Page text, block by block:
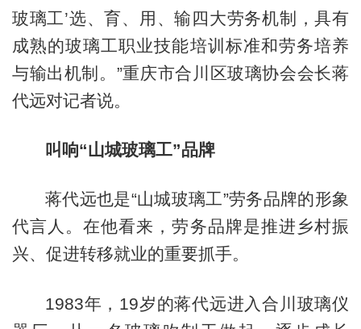
玻璃工’选、育、用、输四大劳务机制，具有
成熟的玻璃工职业技能培训标准和劳务培养
与输出机制。”重庆市合川区玻璃协会会长蒋
代远对记者说。
叫响“山城玻璃工”品牌
蒋代远也是“山城玻璃工”劳务品牌的形象
代言人。在他看来，劳务品牌是推进乡村振
兴、促进转移就业的重要抓手。
1983年，19岁的蒋代远进入合川玻璃仪